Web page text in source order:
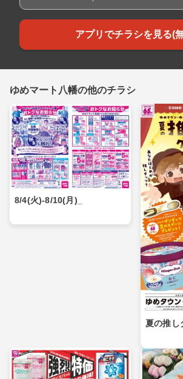
アプリでチラシを見る(
ゆめマート八幡の他のチラシ
8/4(火)-8/10(月)_
夏の推し